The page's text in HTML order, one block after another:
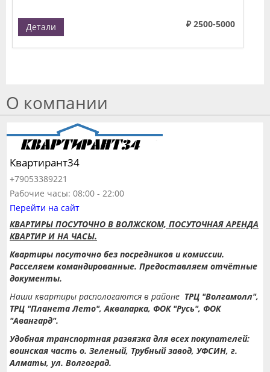
₽ 2500-5000
Детали
О компании
Квартирант34
+79053389221
Рабочие часы: 08:00 - 22:00
Перейти на сайт
КВАРТИРЫ ПОСУТОЧНО В ВОЛЖСКОМ, ПОСУТОЧНАЯ АРЕНДА
КВАРТИР И НА ЧАСЫ.
Квартиры посуточно без посредников и комиссии.
Расселяем командированные. Предоставляем отчётные
документы.
Наши квартиры распологаются в районе ТРЦ "Волгамолл",
ТРЦ "Планета Лето", Аквапарка, ФОК "Русь", ФОК
"Авангард".
Удобная транспортная развязка для всех покупателей:
воинская часть о. Зеленый, Трубный завод, УФСИН, г.
Алматы, ул. Волгоград.